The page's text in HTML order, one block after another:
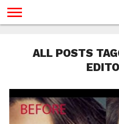
GAMES
DESAIN
ANDROID
YOUTUBE
INTERNET
WINDOWS
LINUX
MACINTOSH
MESSENGER
BLOGSPOT
WORDPRESS
PEMROGRAMAN
WEB
SERVER
ALL POSTS